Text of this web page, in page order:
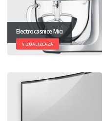
Electrocasnice Mici
VIZUALIZEAZĂ